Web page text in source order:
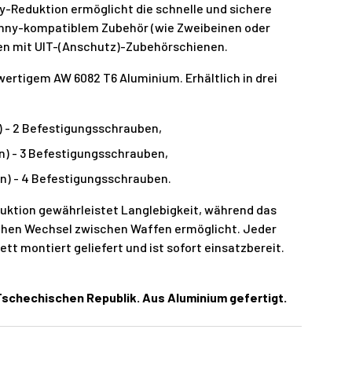
Reduktion ermöglicht die schnelle und sichere
kompatiblem Zubehör (wie Zweibeinen oder
mit UIT-(Anschutz)-Zubehörschienen.
AW 6082 T6 Aluminium. Erhältlich in drei
- 2 Befestigungsschrauben,
- 3 Befestigungsschrauben,
- 4 Befestigungsschrauben.
gewährleistet Langlebigkeit, während das
Wechsel zwischen Waffen ermöglicht. Jeder
montiert geliefert und ist sofort einsatzbereit.
Republik. Aus Aluminium gefertigt.